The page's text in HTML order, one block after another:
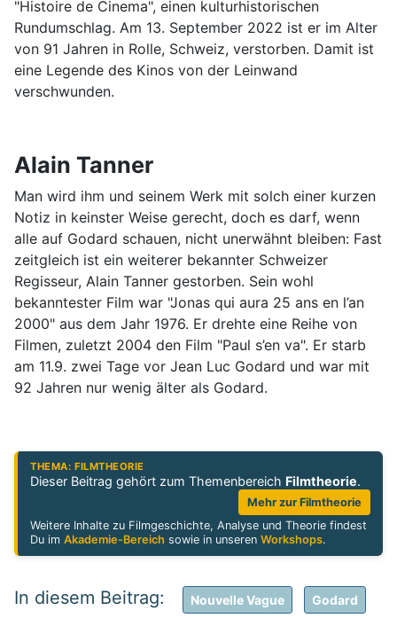
"Histoire de Cinema", einen kulturhistorischen
Rundumschlag. Am 13. September 2022 ist er im Alter
von 91 Jahren in Rolle, Schweiz, verstorben. Damit ist
eine Legende des Kinos von der Leinwand
verschwunden.
Alain Tanner
Man wird ihm und seinem Werk mit solch einer kurzen
Notiz in keinster Weise gerecht, doch es darf, wenn
alle auf Godard schauen, nicht unerwähnt bleiben: Fast
zeitgleich ist ein weiterer bekannter Schweizer
Regisseur, Alain Tanner gestorben. Sein wohl
bekanntester Film war "Jonas qui aura 25 ans en l’an
2000" aus dem Jahr 1976. Er drehte eine Reihe von
Filmen, zuletzt 2004 den Film "Paul s’en va". Er starb
am 11.9. zwei Tage vor Jean Luc Godard und war mit
92 Jahren nur wenig älter als Godard.
THEMA: FILMTHEORIE
Dieser Beitrag gehört zum Themenbereich Filmtheorie.
Mehr zur Filmtheorie
Weitere Inhalte zu Filmgeschichte, Analyse und Theorie findest
Du imAkademie-Bereich sowie in unserenWorkshops.
Nouvelle Vague Godard